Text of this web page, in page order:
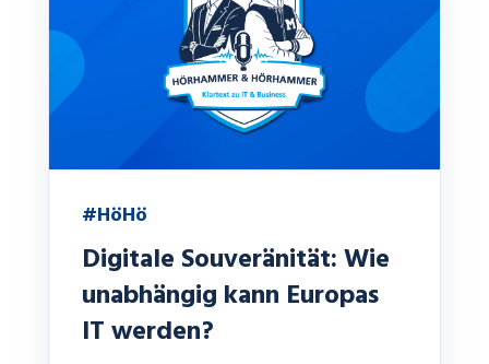
#HöHö
Digitale Souveränität: Wie
unabhängig kann Europas
IT werden?